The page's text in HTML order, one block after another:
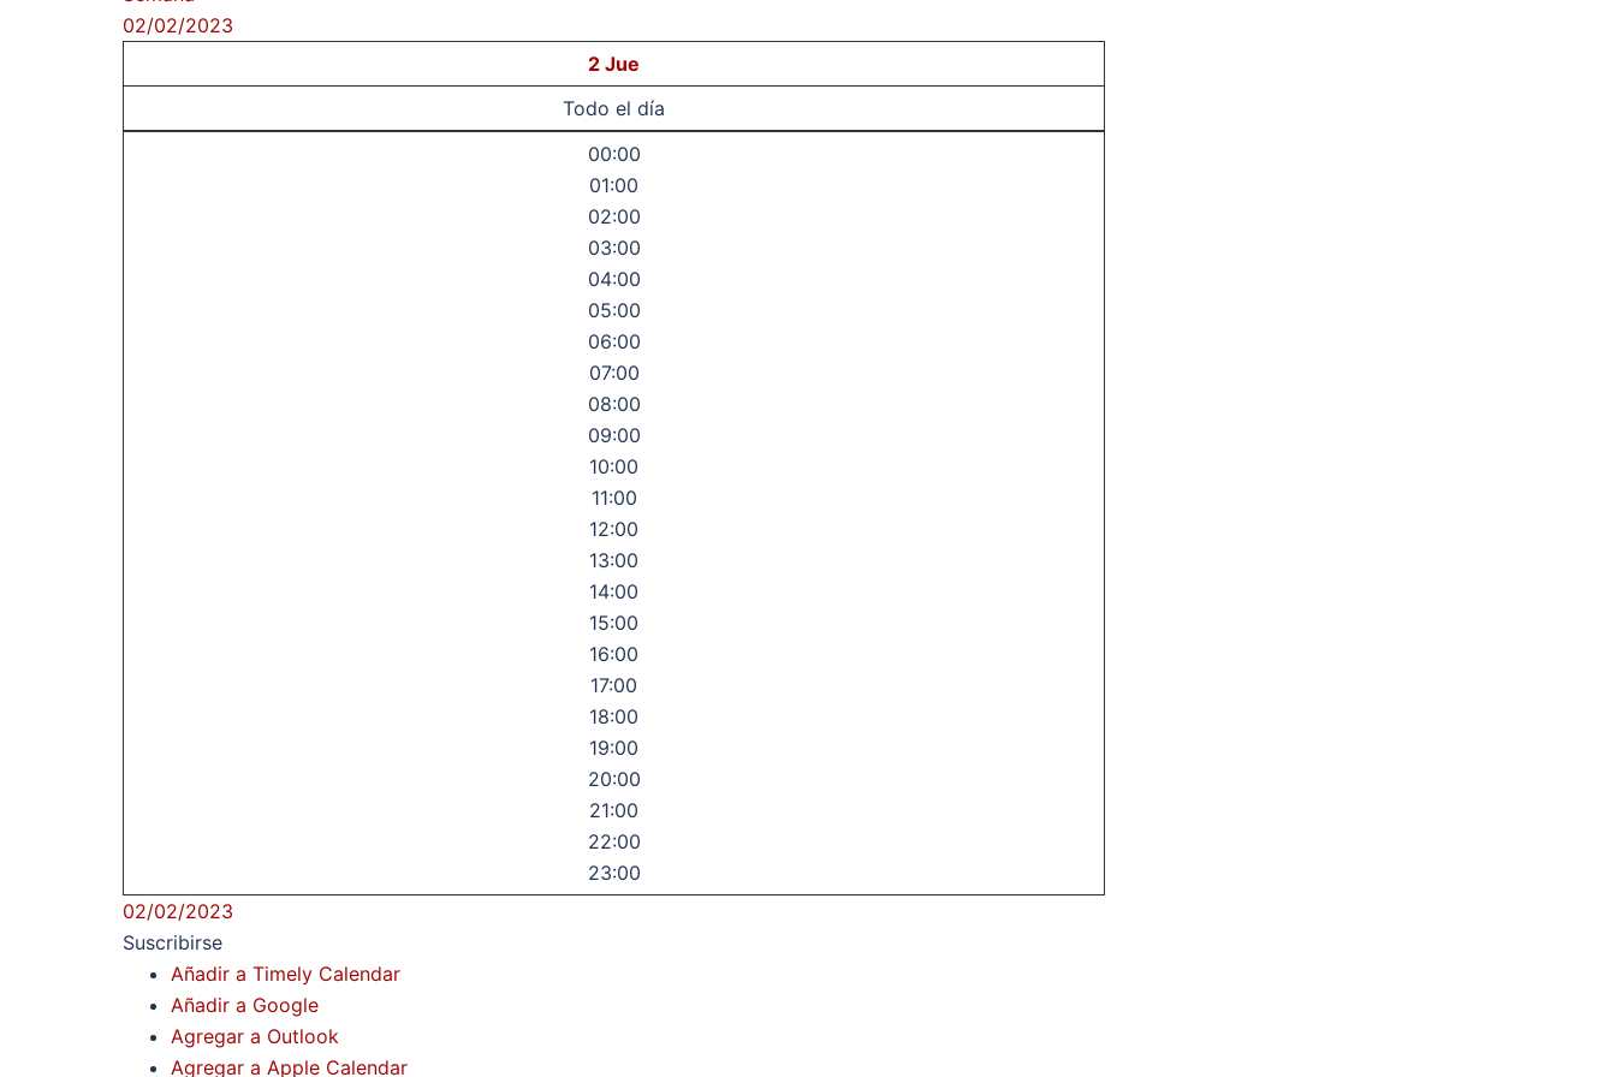
02/02/2023
2 Jue
Todo el día
00:00
01:00
02:00
03:00
04:00
05:00
06:00
07:00
08:00
09:00
10:00
11:00
12:00
13:00
14:00
15:00
16:00
17:00
18:00
19:00
20:00
21:00
22:00
23:00
02/02/2023
Suscribirse
Añadir a Timely Calendar
Añadir a Google
Agregar a Outlook
Agregar a Apple Calendar